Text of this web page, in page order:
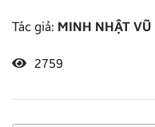
Tác giả: MINH NHẬT VŨ
2759